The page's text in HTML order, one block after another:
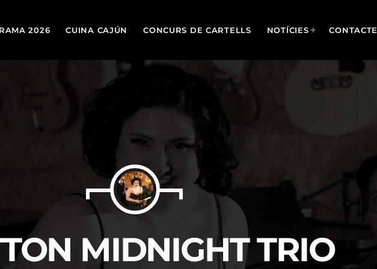
2026 CUINA CAJÚN CONCURS DE CARTELLS NOTÍCIES CONTACTE
MIDNIGHT TRIO